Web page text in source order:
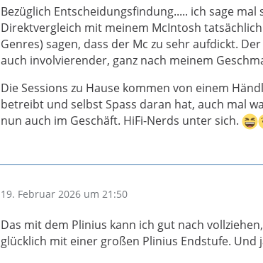
Bezüglich Entscheidungsfindung..... ich sage
Direktvergleich mit meinem McIntosh
Genres) sagen, dass der Mc zu sehr aufdickt.
auch involvierender, ganz nach meinem
Die Sessions zu Hause kommen von einem
betreibt und selbst Spass daran hat, auch mal
nun auch im Geschäft. HiFi-Nerds unter sich.
19. Februar 2026 um 21:50
Das mit dem Plinius kann ich gut nach
glücklich mit einer großen Plinius Endstufe. Und